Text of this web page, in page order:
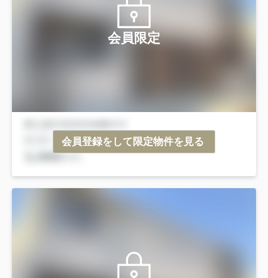
会員限定
会員登録をして限定物件を見る